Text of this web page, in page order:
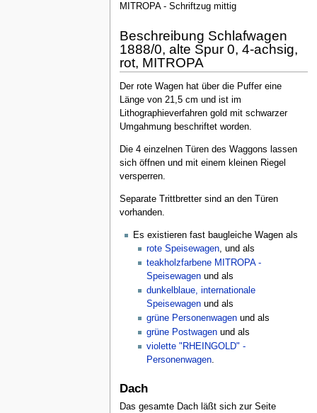
MITROPA - Schriftzug mittig
Beschreibung Schlafwagen
1888/0, alte Spur 0, 4-achsig,
rot, MITROPA
Der rote Wagen hat über die Puffer eine
Länge von 21,5 cm und ist im
Lithographieverfahren gold mit schwarzer
Umgahmung beschriftet worden.
Die 4 einzelnen Türen des Waggons lassen
sich öffnen und mit einem kleinen Riegel
versperren.
Separate Trittbretter sind an den Türen
vorhanden.
Es existieren fast baugleiche Wagen als
rote Speisewagen, und als
teakholzfarbene MITROPA -
Speisewagenund als
dunkelblaue, internationale
Speisewagenund als
grüne Personenwagenund als
grüne Postwagenund als
violette "RHEINGOLD" -
Personenwagen.
Dach
Das gesamte Dach läßt sich zur Seite